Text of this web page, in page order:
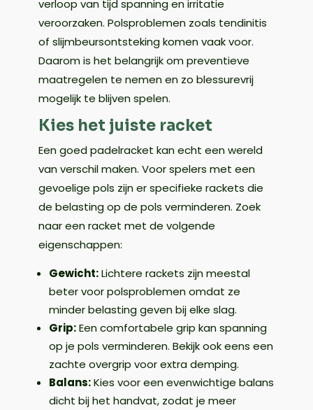
verloop van tijd spanning en irritatie
veroorzaken. Polsproblemen zoals tendinitis
of slijmbeursontsteking komen vaak voor.
Daarom is het belangrijk om preventieve
maatregelen te nemen en zo blessurevrij
mogelijk te blijven spelen.
Kies het juiste racket
Een goed padelracket kan echt een wereld
van verschil maken. Voor spelers met een
gevoelige pols zijn er specifieke rackets die
de belasting op de pols verminderen. Zoek
naar een racket met de volgende
eigenschappen:
Gewicht:Lichtere rackets zijn meestal
beter voor polsproblemen omdat ze
minder belasting geven bij elke slag.
Grip:Een comfortabele grip kan spanning
op je pols verminderen. Bekijk ook eens een
zachte overgrip voor extra demping.
Balans:Kies voor een evenwichtige balans
dicht bij het handvat, zodat je meer